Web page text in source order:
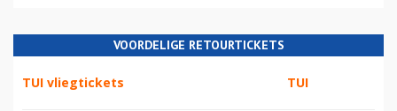
VOORDELIGE RETOURTICKETS
TUI vliegtickets TUI